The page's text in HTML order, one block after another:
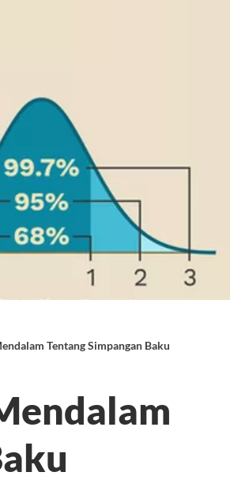
Tentang Simpangan Baku